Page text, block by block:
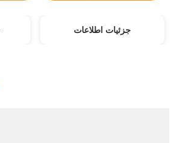
جزئیات اطلاعات